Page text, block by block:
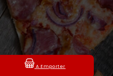
A Emporter